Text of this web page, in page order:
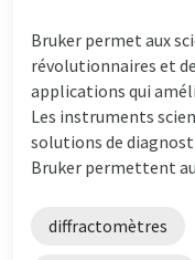
Bruker permet aux
révolutionnaires et
applications qui
Les instruments
solutions de
Bruker permettent
diffractomètres